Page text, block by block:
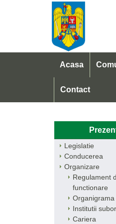
Acasa
Contact
Legislatie
Conducerea
Organizare
Regulament
functionare
Organigrama
Institutii
Cariera